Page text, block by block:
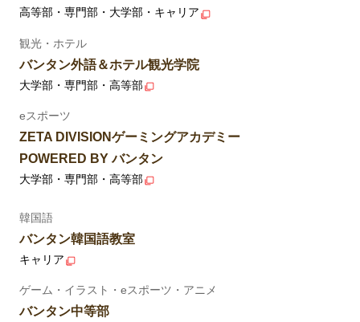
高等部・専門部・大学部・キャリア
観光・ホテル
バンタン外語＆ホテル観光学院
大学部・専門部・高等部
eスポーツ
ZETA DIVISIONゲーミングアカデミー
POWERED BY バンタン
大学部・専門部・高等部
韓国語
バンタン韓国語教室
キャリア
ゲーム・イラスト・eスポーツ・アニメ
バンタン中等部